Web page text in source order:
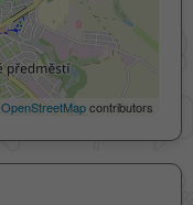
OpenStreetMapcontributors